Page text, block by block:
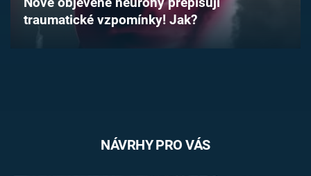
traumatické vzpomínky! Jak?
NÁVRHY PRO VÁS